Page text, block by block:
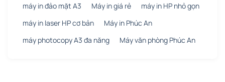
máy in đảo mặt A3
Máy in giá rẻ
máy in HP nhỏ gọn
máy in laser HP cơ bản
Máy in Phúc An
máy photocopy A3 đa năng
Máy văn phòng Phúc An